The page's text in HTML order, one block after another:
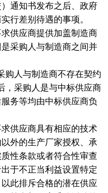
通知书发布之后、政府
行差别待遇的事项。
供应商提供加盖制造商
采购人与制造商之间并
购人与制造商不存在契约
，采购人是与中标供应商
务等均由中标供应商负
供应商具有相应的技术
外的生产厂家授权、承
性条款或者符合性审查
于不正当利益设置特定
此排斥合格的潜在供应